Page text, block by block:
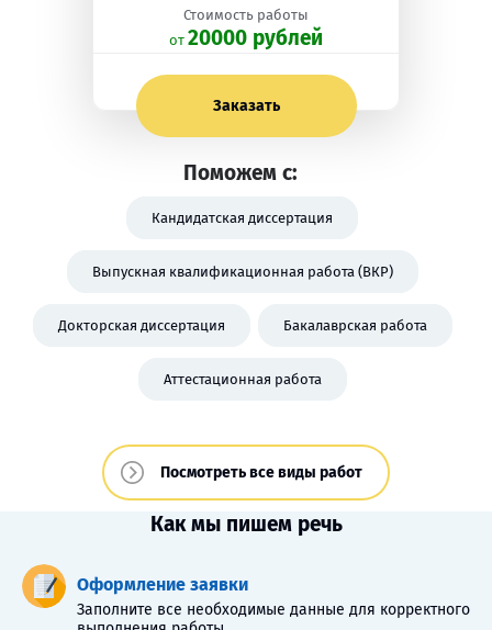
Стоимость работы
oт 20000 рублей
Заказать
Поможем с:
Кандидатская диссертация
Выпускная квалификационная работа (ВКР)
Докторская диссертация Бакалаврская работа
Аттестационная работа
Посмотреть все виды работ
Как мы пишем речь
Оформление заявки
Заполните все необходимые данные для корректного